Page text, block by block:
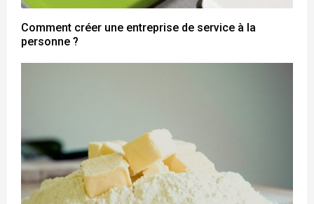
Comment créer une entreprise de service à la
personne ?